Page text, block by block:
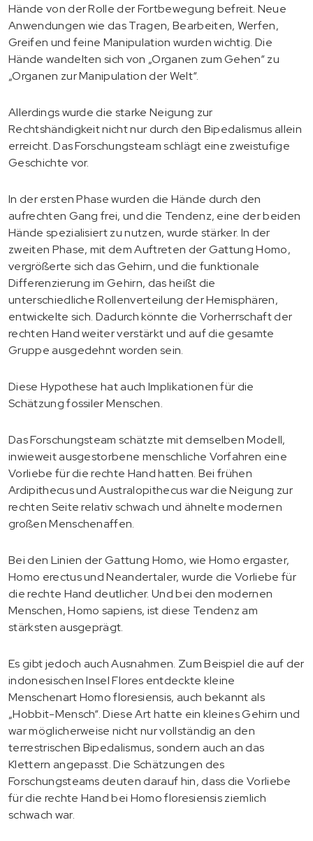
Hände von der Rolle der Fortbewegung befreit. Neue
Anwendungen wie das Tragen, Bearbeiten, Werfen,
Greifen und feine Manipulation wurden wichtig. Die
Hände wandelten sich von „Organen zum Gehen“ zu
„Organen zur Manipulation der Welt“.
Allerdings wurde die starke Neigung zur
Rechtshändigkeit nicht nur durch den Bipedalismus allein
erreicht. Das Forschungsteam schlägt eine zweistufige
Geschichte vor.
In der ersten Phase wurden die Hände durch den
aufrechten Gang frei, und die Tendenz, eine der beiden
Hände spezialisiert zu nutzen, wurde stärker. In der
zweiten Phase, mit dem Auftreten der Gattung Homo,
vergrößerte sich das Gehirn, und die funktionale
Differenzierung im Gehirn, das heißt die
unterschiedliche Rollenverteilung der Hemisphären,
entwickelte sich. Dadurch könnte die Vorherrschaft der
rechten Hand weiter verstärkt und auf die gesamte
Gruppe ausgedehnt worden sein.
Diese Hypothese hat auch Implikationen für die
Schätzung fossiler Menschen.
Das Forschungsteam schätzte mit demselben Modell,
inwieweit ausgestorbene menschliche Vorfahren eine
Vorliebe für die rechte Hand hatten. Bei frühen
Ardipithecus und Australopithecus war die Neigung zur
rechten Seite relativ schwach und ähnelte modernen
großen Menschenaffen.
Bei den Linien der Gattung Homo, wie Homo ergaster,
Homo erectus und Neandertaler, wurde die Vorliebe für
die rechte Hand deutlicher. Und bei den modernen
Menschen, Homo sapiens, ist diese Tendenz am
stärksten ausgeprägt.
Es gibt jedoch auch Ausnahmen. Zum Beispiel die auf der
indonesischen Insel Flores entdeckte kleine
Menschenart Homo floresiensis, auch bekannt als
„Hobbit-Mensch“. Diese Art hatte ein kleines Gehirn und
war möglicherweise nicht nur vollständig an den
terrestrischen Bipedalismus, sondern auch an das
Klettern angepasst. Die Schätzungen des
Forschungsteams deuten darauf hin, dass die Vorliebe
für die rechte Hand bei Homo floresiensis ziemlich
schwach war.